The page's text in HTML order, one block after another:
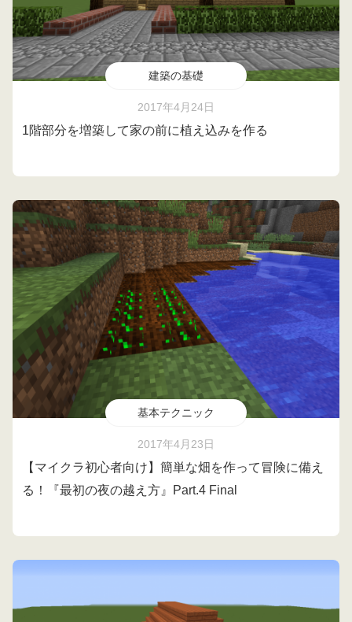
建築の基礎
2017年4月24日
1階部分を増築して家の前に植え込みを作る
基本テクニック
2017年4月23日
【マイクラ初心者向け】簡単な畑を作って冒険に備え
る！『最初の夜の越え方』Part.4 Final